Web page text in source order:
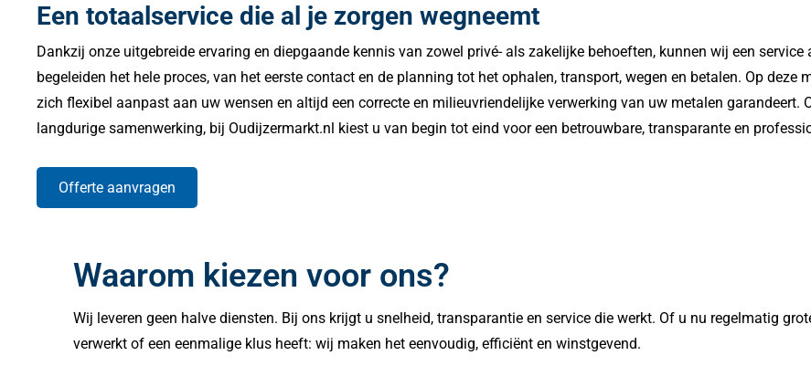
Een totaalservice die al je zorgen wegneemt
Dankzij onze uitgebreide ervaring en diepgaande kennis van zowel privé- als zakelijke behoeften, kunnen wij een
begeleiden het hele proces, van het eerste contact en de planning tot het ophalen, transport, wegen en betalen. Op deze
zich flexibel aanpast aan uw wensen en altijd een correcte en milieuvriendelijke verwerking van uw metalen garandeert.
langdurige samenwerking, bij Oudijzermarkt.nl kiest u van begin tot eind voor een betrouwbare, transparante en
Offerte aanvragen
Waarom kiezen voor ons?
Wij leveren geen halve diensten. Bij ons krijgt u snelheid, transparantie en service die werkt. Of u nu regelmatig
verwerkt of een eenmalige klus heeft: wij maken het eenvoudig, efficiënt en winstgevend.